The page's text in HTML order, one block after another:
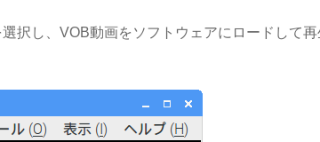
択し、VOB動画をソフトウェアにロードして再